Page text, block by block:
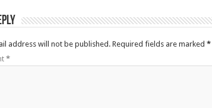
address will not be published. Required fields are marked *
*